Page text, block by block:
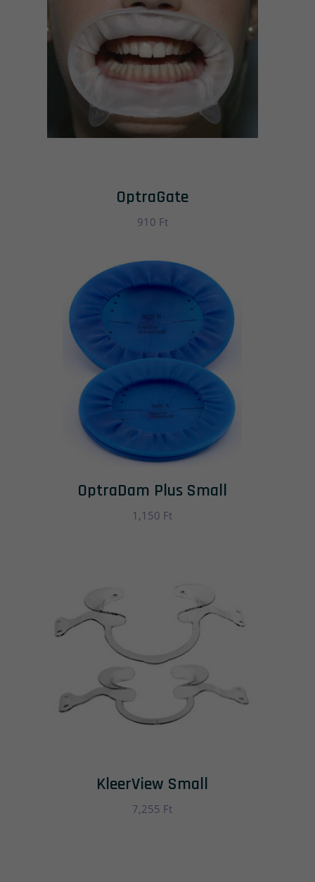
OptraGate
910 Ft
OptraDam Plus Small
1,150 Ft
KleerView Small
7,255 Ft